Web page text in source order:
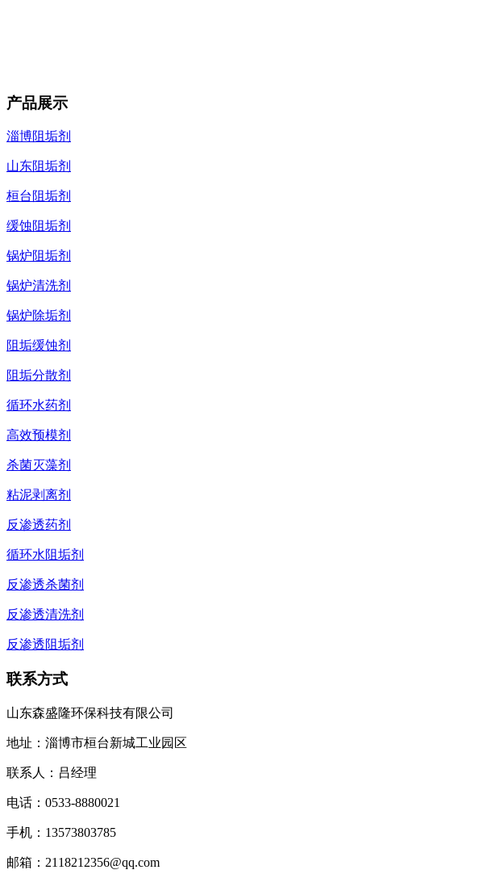
产品展示
淄博阻垢剂
山东阻垢剂
桓台阻垢剂
缓蚀阻垢剂
锅炉阻垢剂
锅炉清洗剂
锅炉除垢剂
阻垢缓蚀剂
阻垢分散剂
循环水药剂
高效预模剂
杀菌灭藻剂
粘泥剥离剂
反渗透药剂
循环水阻垢剂
反渗透杀菌剂
反渗透清洗剂
反渗透阻垢剂
联系方式
山东森盛隆环保科技有限公司
地址：淄博市桓台新城工业园区
联系人：吕经理
电话： 0533-8880021
手机： 13573803785
邮箱： 2118212356@qq.com